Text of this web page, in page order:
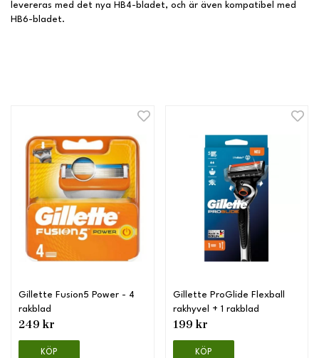
levereras med det nya HB4-bladet, och är även kompatibel med
HB6-bladet.
Gillette Fusion5 Power - 4
rakblad
249 kr
KÖP
Gillette ProGlide Flexball
rakhyvel + 1 rakblad
199 kr
KÖP